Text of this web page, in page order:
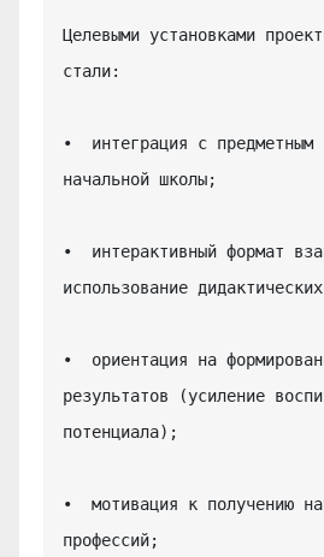
Целевыми установками
стали:
•  интеграция с предметным
начальной школы;
•  интерактивный формат
использование
•  ориентация на
результатов (усиление
потенциала);
•  мотивация к получению
профессий;